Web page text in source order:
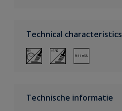
Technical characteristics
Technische informatie